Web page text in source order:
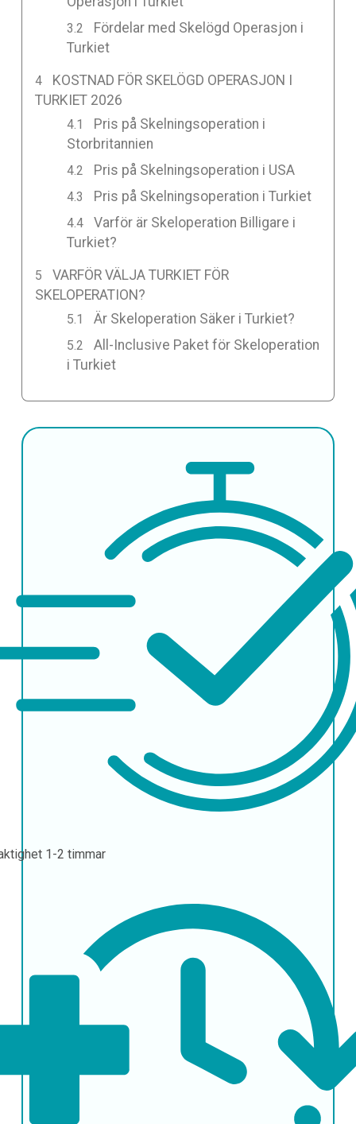
Fördelar med Skelögd Operasjon i
Turkiet
KOSTNAD FÖR SKELÖGD OPERASJON I
TURKIET 2026
Pris på Skelningsoperation i
Storbritannien
Pris på Skelningsoperation i USA
Pris på Skelningsoperation i Turkiet
Varför är Skeloperation Billigare i
Turkiet?
VARFÖR VÄLJA TURKIET FÖR
SKELOPERATION?
Är Skeloperation Säker i Turkiet?
All-Inclusive Paket för Skeloperation
i Turkiet
1-2 timmar